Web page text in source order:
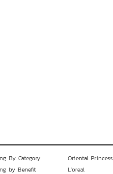
By Category
by Benefit
Oriental Princess
L'oreal